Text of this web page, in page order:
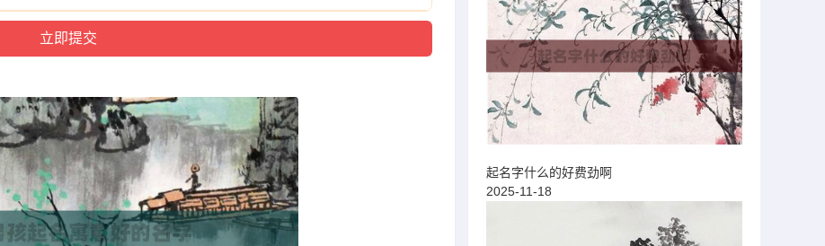
起名字什么的好费劲啊
2025-11-18